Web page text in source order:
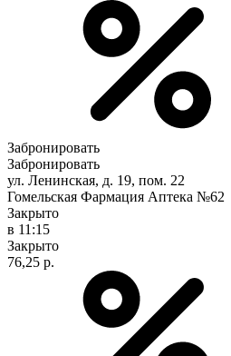
Забронировать
Забронировать
ул. Ленинская, д. 19, пом. 22
Гомельская Фармация Аптека №62
Закрыто
в 11:15
Закрыто
76,25 р.